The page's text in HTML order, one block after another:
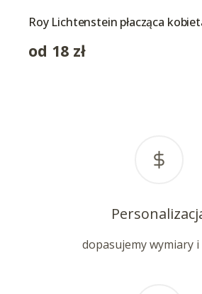
Roy Lichtenstein płacząca
od 18 zł
dopasujemy wymiary